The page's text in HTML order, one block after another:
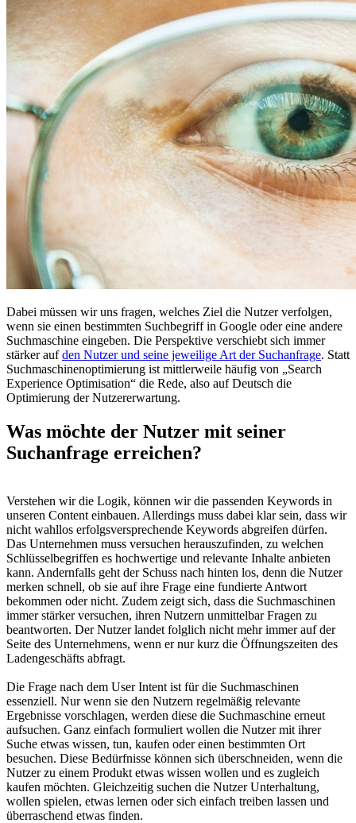
Dabei müssen wir uns fragen, welches Ziel die Nutzer verfolgen,
wenn sie einen bestimmten Suchbegriff in Google oder eine andere
Suchmaschine eingeben. Die Perspektive verschiebt sich immer
stärker aufden Nutzer und seine jeweilige Art der Suchanfrage. Statt
Suchmaschinenoptimierung ist mittlerweile häufig von „Search
Experience Optimisation“ die Rede, also auf Deutsch die
Optimierung der Nutzererwartung.
Was möchte der Nutzer mit seiner
Suchanfrage erreichen?
Verstehen wir die Logik, können wir die passenden Keywords in
unseren Content einbauen. Allerdings muss dabei klar sein, dass wir
nicht wahllos erfolgsversprechende Keywords abgreifen dürfen.
Das Unternehmen muss versuchen herauszufinden, zu welchen
Schlüsselbegriffen es hochwertige und relevante Inhalte anbieten
kann. Andernfalls geht der Schuss nach hinten los, denn die Nutzer
merken schnell, ob sie auf ihre Frage eine fundierte Antwort
bekommen oder nicht. Zudem zeigt sich, dass die Suchmaschinen
immer stärker versuchen, ihren Nutzern unmittelbar Fragen zu
beantworten. Der Nutzer landet folglich nicht mehr immer auf der
Seite des Unternehmens, wenn er nur kurz die Öffnungszeiten des
Ladengeschäfts abfragt.
Die Frage nach dem User Intent ist für die Suchmaschinen
essenziell. Nur wenn sie den Nutzern regelmäßig relevante
Ergebnisse vorschlagen, werden diese die Suchmaschine erneut
aufsuchen. Ganz einfach formuliert wollen die Nutzer mit ihrer
Suche etwas wissen, tun, kaufen oder einen bestimmten Ort
besuchen. Diese Bedürfnisse können sich überschneiden, wenn die
Nutzer zu einem Produkt etwas wissen wollen und es zugleich
kaufen möchten. Gleichzeitig suchen die Nutzer Unterhaltung,
wollen spielen, etwas lernen oder sich einfach treiben lassen und
überraschend etwas finden.